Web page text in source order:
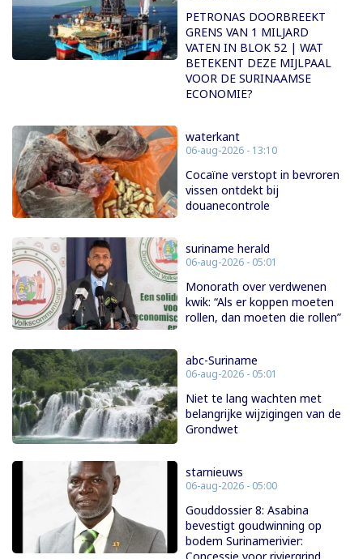
PETRONAS DOORBREEKT
GRENS VAN 1 MILJARD
VATEN IN BLOK 52 | WAT
BETEKENT DEZE MIJLPAAL
VOOR DE SURINAAMSE
ECONOMIE?
waterkant
06-aug-2026 - 13:10
Cocaïne verstopt in bevroren
vissen ontdekt bij
douanecontrole
suriname herald
06-aug-2026 - 05:01
Monorath over verdwenen
kwik: “Als er koppen moeten
rollen, dan moeten die rollen”
abc-Suriname
06-aug-2026 - 05:01
Niet te lang wachten met
belangrijke wijzigingen van de
Grondwet
starnieuws
06-aug-2026 - 05:00
Gouddossier 8: Asabina
bevestigt goudwinning op
bodem Surinamerivier: